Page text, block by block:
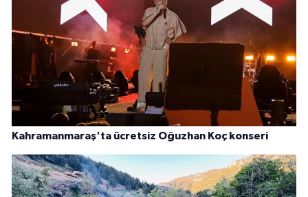
Kahramanmaraş'ta ücretsiz Oğuzhan Koç konseri